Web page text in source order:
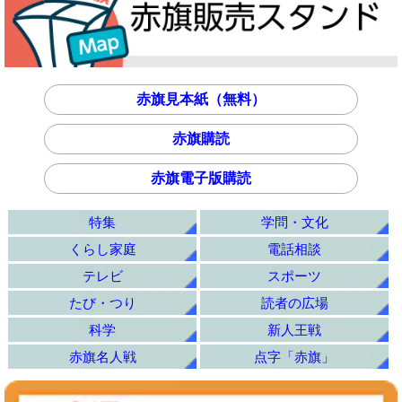
赤旗見本紙（無料）
赤旗購読
赤旗電子版購読
特集
学問・文化
くらし家庭
電話相談
テレビ
スポーツ
たび・つり
読者の広場
科学
新人王戦
赤旗名人戦
点字「赤旗」